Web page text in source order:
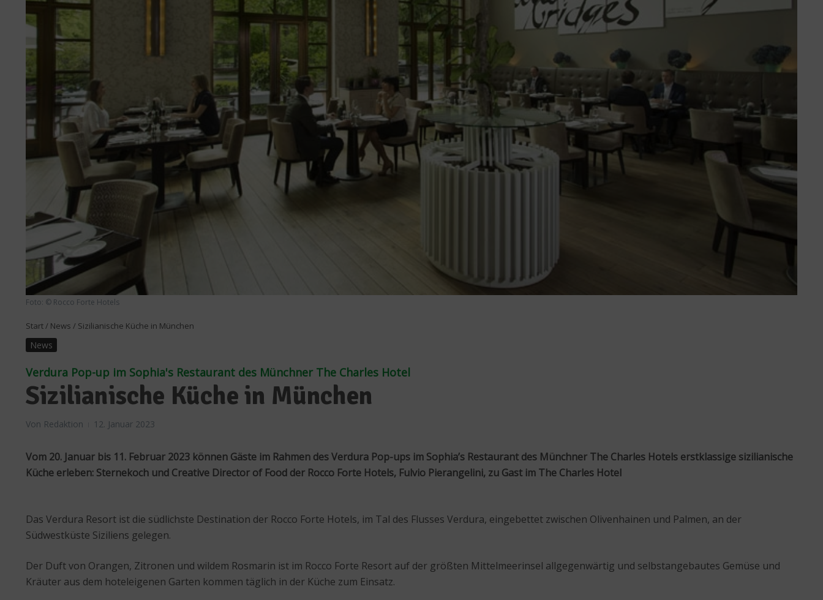
Foto: © Rocco Forte Hotels
Start/ News / Sizilianische Küche in München
News
Verdura Pop-up im Sophia's Restaurant des Münchner The Charles Hotel
Sizilianische Küche in München
Von Redaktion 12. Januar 2023
Vom 20. Januar bis 11. Februar 2023 können Gäste im Rahmen des Verdura Pop-ups im Sophia’s Restaurant des Münchner The Charles Hotels erstklassige sizilianische
Küche erleben: Sternekoch und Creative Director of Food der Rocco Forte Hotels, Fulvio Pierangelini, zu Gast im The Charles Hotel
Das Verdura Resort ist die südlichste Destination der Rocco Forte Hotels, im Tal des Flusses Verdura, eingebettet zwischen Olivenhainen und Palmen, an der
Südwestküste Siziliens gelegen.
Der Duft von Orangen, Zitronen und wildem Rosmarin ist im Rocco Forte Resort auf der größten Mittelmeerinsel allgegenwärtig und selbstangebautes Gemüse und
Kräuter aus dem hoteleigenen Garten kommen täglich in der Küche zum Einsatz.